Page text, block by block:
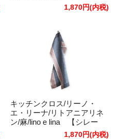
1,870円(内税)
キッチンクロス/リーノ・
エ・リーナ/リトアニアリネ
ン/麻/lino e lina 【シレー
ヌ】ブルー/レッド1,870円(内税)